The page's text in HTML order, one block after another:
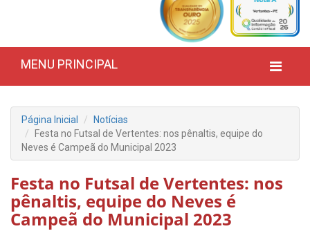
MENU PRINCIPAL
Página Inicial
Notícias
Festa no Futsal de Vertentes: nos pênaltis, equipe do
Neves é Campeã do Municipal 2023
Festa no Futsal de Vertentes: nos
pênaltis, equipe do Neves é
Campeã do Municipal 2023